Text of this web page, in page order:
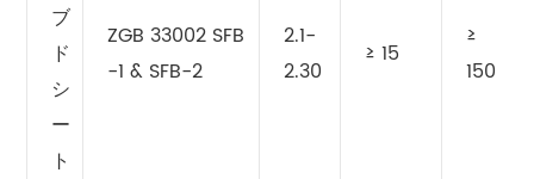
ブ
ド
シ
ー
ト
ZGB 33002 SFB
-1 & SFB-2
2.1-
2.30
≥ 15
≥
150